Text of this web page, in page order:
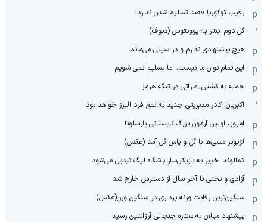
رقیب کوکوریا قصد تسلیم شدن ندارد!
گل دوم اینتر به یوونتوس (دیوف)
هیچ پیشنهادی ندارم و در سیتی می‌مانم
این تمام توان ما نیست، اما تسلیم نمی شویم
حمله به کشتی اماراتی در تنگه هرمز
اکبریان: کادر مدیریتی جدید به نفع فرد البرز خواهد بود
امروز، اولین آزمون بزرگ تابستانی بارسلونا
لژیونر مسی‌ها با گل و پاس گل آمد (عکس)
کمالوند: خیبر به بازیکن‌ساز باشگاه لیگ تبدیل می‌شود
آزادی و تختی تا آخر سال از دسترس خارج شد
سنگین‌ترین رقابت وزنه برداری در سنگین وزن(عکس)
پیشنهاد میلان به ستاره جنجالی آرژانتین رسید